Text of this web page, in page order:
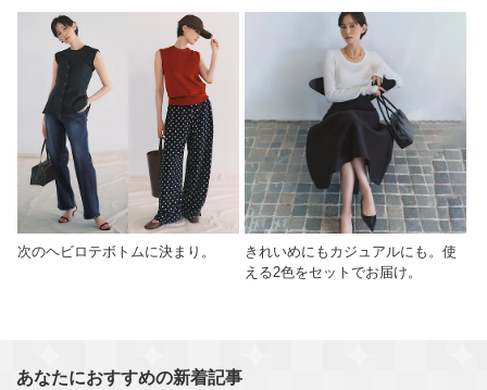
次のヘビロテボトムに決まり。
きれいめにもカジュアルにも。使
える2色をセットでお届け。
あなたにおすすめの新着記事